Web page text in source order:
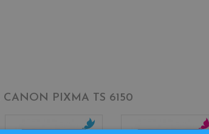
CANON PIXMA TS 6150